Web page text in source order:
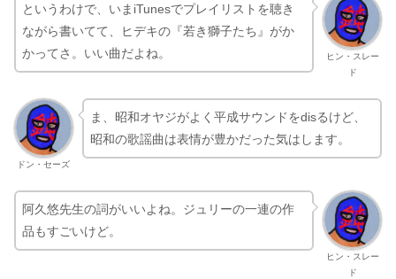
ヒン・スレー
ド
というわけで、いまiTunesでプレイリストを聴き
ながら書いてて、ヒデキの『若き獅子たち』がか
かってさ。いい曲だよね。
ドン・セーズ
ま、昭和オヤジがよく平成サウンドをdisるけど、
昭和の歌謡曲は表情が豊かだった気はします。
ヒン・スレー
ド
阿久悠先生の詞がいいよね。ジュリーの一連の作
品もすごいけど。